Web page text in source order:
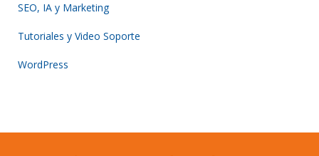
SEO, IA y Marketing
Tutoriales y Video Soporte
WordPress